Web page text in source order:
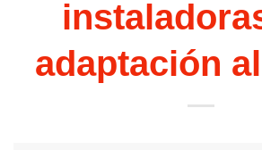
adaptación